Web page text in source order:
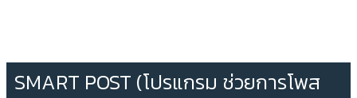
SMART POST (โปรแกรม ช่วยการโพส